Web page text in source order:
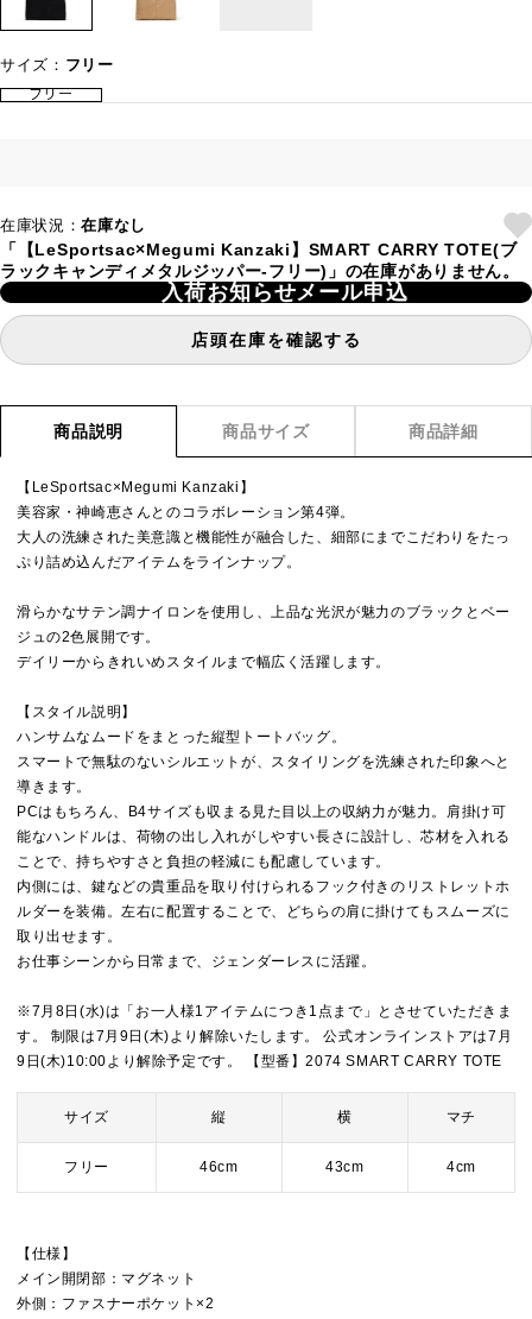
サイズ： フリー
フリー
在庫状況：在庫なし
「【LeSportsac×Megumi Kanzaki】SMART CARRY TOTE(ブ
ラックキャンディメタルジッパー-フリー)」の在庫がありません。
入荷お知らせメール申込
店頭在庫を確認する
商品説明 商品サイズ 商品詳細
【LeSportsac×Megumi Kanzaki】
美容家・神崎恵さんとのコラボレーション第4弾。
大人の洗練された美意識と機能性が融合した、細部にまでこだわりをたっ
ぷり詰め込んだアイテムをラインナップ。
滑らかなサテン調ナイロンを使用し、上品な光沢が魅力のブラックとベー
ジュの2色展開です。
デイリーからきれいめスタイルまで幅広く活躍します。
【スタイル説明】
ハンサムなムードをまとった縦型トートバッグ。
スマートで無駄のないシルエットが、スタイリングを洗練された印象へと
導きます。
PCはもちろん、B4サイズも収まる見た目以上の収納力が魅力。肩掛け可
能なハンドルは、荷物の出し入れがしやすい長さに設計し、芯材を入れる
ことで、持ちやすさと負担の軽減にも配慮しています。
内側には、鍵などの貴重品を取り付けられるフック付きのリストレットホ
ルダーを装備。左右に配置することで、どちらの肩に掛けてもスムーズに
取り出せます。
お仕事シーンから日常まで、ジェンダーレスに活躍。
※7月8日(水)は「お一人様1アイテムにつき1点まで」とさせていただきま
す。 制限は7月9日(木)より解除いたします。 公式オンラインストアは7月
9日(木)10:00より解除予定です。 【型番】2074 SMART CARRY TOTE
サイズ 縦 横 マチ
フリー 46cm 43cm 4cm
【仕様】
メイン開閉部：マグネット
外側：ファスナーポケット×2